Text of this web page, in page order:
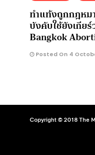
ทำแท้งถูกกฎหม
บังคับใช้ยังเกียร์
Bangkok
Posted On 4
Copyright © 2018 The